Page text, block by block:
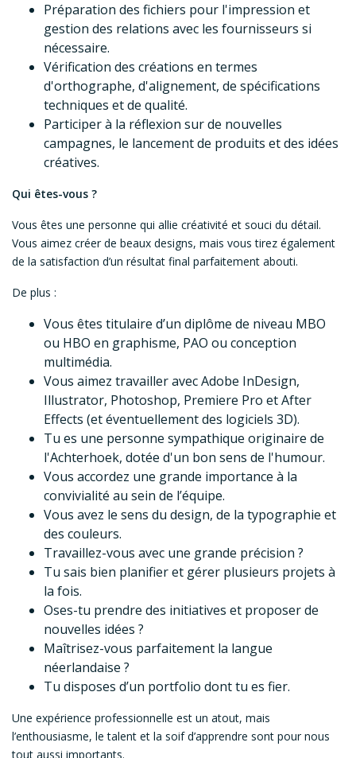
Préparation des fichiers pour l'impression et
gestion des relations avec les fournisseurs si
nécessaire.
Vérification des créations en termes
d'orthographe, d'alignement, de spécifications
techniques et de qualité.
Participer à la réflexion sur de nouvelles
campagnes, le lancement de produits et des idées
créatives.
Qui êtes-vous ?
Vous êtes une personne qui allie créativité et souci du détail.
Vous aimez créer de beaux designs, mais vous tirez également
de la satisfaction d’un résultat final parfaitement abouti.
De plus :
Vous êtes titulaire d’un diplôme de niveau MBO
ou HBO en graphisme, PAO ou conception
multimédia.
Vous aimez travailler avec Adobe InDesign,
Illustrator, Photoshop, Premiere Pro et After
Effects (et éventuellement des logiciels 3D).
Tu es une personne sympathique originaire de
l'Achterhoek, dotée d'un bon sens de l'humour.
Vous accordez une grande importance à la
convivialité au sein de l’équipe.
Vous avez le sens du design, de la typographie et
des couleurs.
Travaillez-vous avec une grande précision ?
Tu sais bien planifier et gérer plusieurs projets à
la fois.
Oses-tu prendre des initiatives et proposer de
nouvelles idées ?
Maîtrisez-vous parfaitement la langue
néerlandaise ?
Tu disposes d’un portfolio dont tu es fier.
Une expérience professionnelle est un atout, mais
l’enthousiasme, le talent et la soif d’apprendre sont pour nous
tout aussi importants.